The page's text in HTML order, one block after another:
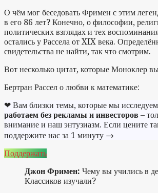
О чём мог беседовать Фримен с этим
в его 86 лет? Конечно, о философии,
политических взглядах и тех
остались у Рассела от XIX века.
свидетельства не найти, так что смотрим.
Вот несколько цитат, которые Моноклер
Бертран Рассел о любви к математике:
❤ Вам близки темы, которые мы
работаем без рекламы и инвесторов –
внимание и наш энтузиазм. Если цените
поддержите нас за 1 минуту →
Поддержать
Джон Фримен: Чему вы учились в
Классиков изучали?